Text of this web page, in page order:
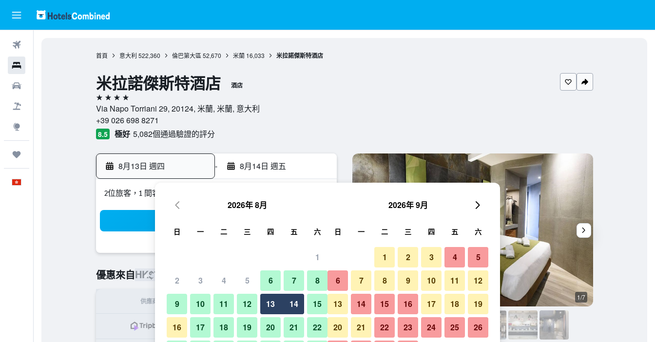
首頁 意大利 522,360 倫巴第大區 52,670 米蘭 16,033 米拉諾傑斯特酒店
米拉諾傑斯特酒店 酒店
4星級
Via Napo Torriani 29, 20124, 米蘭, 米蘭, 意大利
+39 026 698 8271
8.5 極好 5,082個通過驗證的評分
8月13日 週四 - 8月14日 週五
2位旅客，1 間客房
優惠來自HK$701
供應商 每晚總額
HK$701 查看優惠
臥室 1/7
2026年 8月
日 一 二 三 四 五 六
1
2 3 4 5 6 7 8
9 10 11 12 13 14 15
16 17 18 19 20 21 22
2026年 9月
日 一 二 三 四 五 六
1 2 3 4 5
6 7 8 9 10 11 12
13 14 15 16 17 18 19
20 21 22 23 24 25 26